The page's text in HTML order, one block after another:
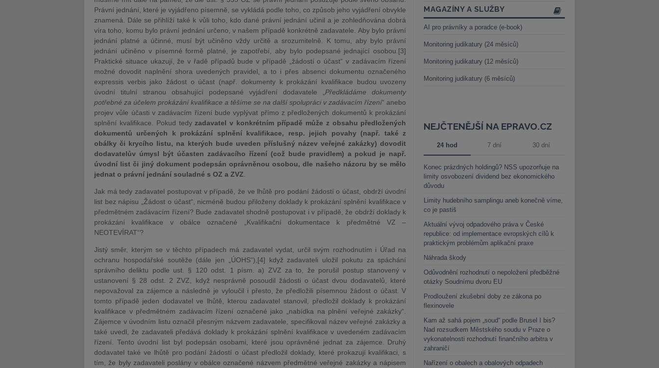
Právní jednání, které je vyjádřeno písemně, se vykládá podle toho, co způsob jeho vyjádření obvykle
znamená. Dále se přihlíží také k vůli toho, kdo dané právní jednání učinil a je zohledňována dobrá
víra toho, komu bylo právní jednání určeno, v našem případě konkrétně zadavatele. Aby bylo právní
jednání platné a účinné, musí být učiněno vždy určitě a srozumitelně. K tomu, aby bylo právní
jednání učiněno v písemné formě platné, je zapotřebí, aby bylo podepsané jednající osobou.[3]
Praktické situace ukazují, že v řadě případů bude v případě „žádostí o účast“ v zadávacím řízení
možné dovodit naplnění shora uvedených pravidel, a to i přes absenci dokumentu označeného
expressis verbis jako žádost o účast (např. dokumenty k prokázání kvalifikace budou uvozeny
úvodní titulní stranou obsahující podepsané vyjádření dodavatele „ Předkládáme dokumenty
potřebné za účelem prokázání kvalifikace a těšíme se na další spolupráci v zadávacím řízení“ anebo
projev vůle účasti v zadávacím řízení bude vyplývat přímo z předložených dokumentů k prokázání
splnění kvalifikace. Pokud tedy zadavatel v konkrétním případě může z obsahu předložených
dokumentů určených k prokázání splnění kvalifikace, resp. jejich povahy (např. také z
obálky či krycího listu, na kterých bude uveden příslušný název veřejné zakázky) dovodit
dodavatelův úmysl být účasten zadávacího řízení (což bude pravidlem) a pokud je např.
úvodní list či jiný dokument podepsán oprávněnou osobou, dle našeho názoru by se mělo
jednat o právní jednání souladné s OZ a ZVZ
Jak má tedy zadavatel postupovat v případě, že ve lhůtě pro podání žádostí o účast, obdrží úvodní
list bez nápisu „Žádost o účast“, nicméně budou přiloženy doklady k prokázání splnění kvalifikace v
předmětném zadávacím řízení? Bude zadavatel shodně postupovat i v případě, že obdrží doklady k
prokázání kvalifikace v obálce označené „Kvalifikační dokumentace k předmětné VZ –
NEOTEVÍRAT“?
Jistý směr, kterým se v těchto případech má zadavatel vydat, určil svým rozhodnutím i Úřad na
ochranu hospodářské soutěže (dále jen „ÚOHS“),[4] když zadavateli uložil pokutu za spáchání
správního deliktu podle ust. § 120 odst. 1 písm. a) ZVZ za to, že porušil postup stanovený v
ustanovení § 28 odst. 2 ZVZ, když nesprávně posoudil žádosti o účast dvou dodavatelů, které
nepovažoval za zájemce a následně je vyloučil i přesto, že předložili písemnou žádost o účast. V
tomto případě jeden dodavatel ve lhůtě, kterou zadavatel stanovil, předložil doklady k prokázání
kvalifikace v předmětném zadávacím řízení označené jako „nabídka na plnění veřejné zakázky“.
Zájemce v úvodním listu označil přesným názvem zadavatele, specifikoval název veřejné zakázky a
také uvedl, že zadavateli předává doklady k prokázání splnění kvalifikace v uvedeném zadávacím
řízení. Tento úvodní list byl podepsán osobami, které jsou oprávněné jednat za zájemce. Druhý
dodavatel také ve lhůtě pro podání žádostí o účast předložil doklady, které prokazují kvalifikaci, s
tím, že byly zadavateli poslány v obálce označené názvem předmětné veřejné zakázky a nápisem
MAGAZÍNY A SLUŽBY
AI pro právníky a poradce (e-book)
Monitoring judikatury (24 měsíců)
Monitoring judikatury (12 měsíců)
Monitoring judikatury (6 měsíců)
NEJČTENĚJŠÍ NA EPRAVO.CZ
24 hod 7 dní 30 dní
Konec prázdných holdingů? NSS upozorňuje na
limity osvobození dividend bez ekonomického
důvodu
Limity hudebního samplingu aneb konečně víme,
co je pastiš
Aktuální vývoj odpadového práva v České
republice: od implementace evropských cílů k
praktickým problémům aplikační praxe
Náhrada škody
Odůvodnění rozhodnutí o nepoložení předběžné
otázky Soudnímu dvoru EU
Prodloužení zkušební doby ze zákona po
flexinovele
Kam až sahá pojem „soud“ podle Brusel I bis?
Nad rozsudkem Městského soudu v Praze o
vykonatelnosti rozhodnutí finančního arbitra v
zahraničí
Nařízení o obalech a obalových odpadech